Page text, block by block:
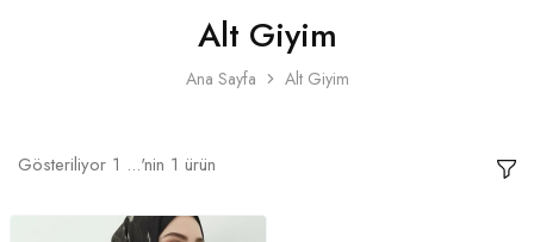
Ana Sayfa Alt Giyim
Alt Giyim
Gösteriliyor 1 ...'nin 1 ürün